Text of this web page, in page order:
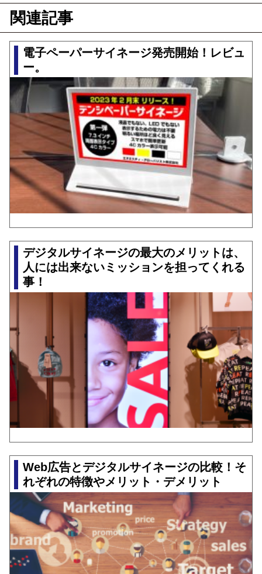
関連記事
電子ペーパーサイネージ発売開始！レビュ
ー。
デジタルサイネージの最大のメリットは、
人には出来ないミッションを担ってくれる
事！
Web広告とデジタルサイネージの比較！そ
れぞれの特徴やメリット・デメリット